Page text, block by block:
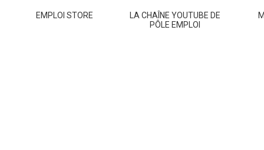
EMPLOI STORE
LA CHAÎNE YOUTUBE DE
PÔLE EMPLOI